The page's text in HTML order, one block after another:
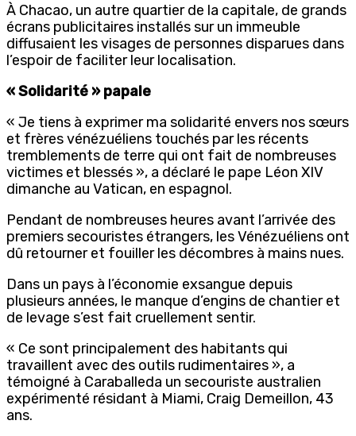
À Chacao, un autre quartier de la capitale, de grands
écrans publicitaires installés sur un immeuble
diffusaient les visages de personnes disparues dans
l’espoir de faciliter leur localisation.
« Solidarité » papale
« Je tiens à exprimer ma solidarité envers nos sœurs
et frères vénézuéliens touchés par les récents
tremblements de terre qui ont fait de nombreuses
victimes et blessés », a déclaré le pape Léon XIV
dimanche au Vatican, en espagnol.
Pendant de nombreuses heures avant l’arrivée des
premiers secouristes étrangers, les Vénézuéliens ont
dû retourner et fouiller les décombres à mains nues.
Dans un pays à l’économie exsangue depuis
plusieurs années, le manque d’engins de chantier et
de levage s’est fait cruellement sentir.
« Ce sont principalement des habitants qui
travaillent avec des outils rudimentaires », a
témoigné à Caraballeda un secouriste australien
expérimenté résidant à Miami, Craig Demeillon, 43
ans.